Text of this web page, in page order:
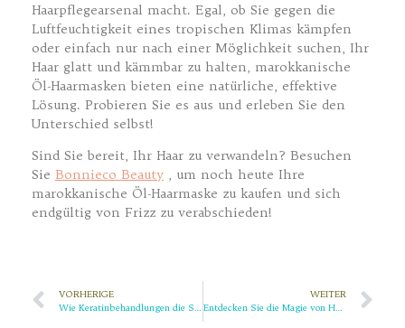
Haarpflegearsenal macht. Egal, ob Sie gegen die
Luftfeuchtigkeit eines tropischen Klimas kämpfen
oder einfach nur nach einer Möglichkeit suchen, Ihr
Haar glatt und kämmbar zu halten, marokkanische
Öl-Haarmasken bieten eine natürliche, effektive
Lösung. Probieren Sie es aus und erleben Sie den
Unterschied selbst!
Sind Sie bereit, Ihr Haar zu verwandeln? Besuchen
Sie Bonnieco Beauty , um noch heute Ihre
marokkanische Öl-Haarmaske zu kaufen und sich
endgültig von Frizz zu verabschieden!
VORHERIGE
Wie Keratinbehandlungen die Struktur Ihres Haares verändern
WEITER
Entdecken Sie die Magie von Hydrogel-Augenklappen mit BonnieCo Beauty